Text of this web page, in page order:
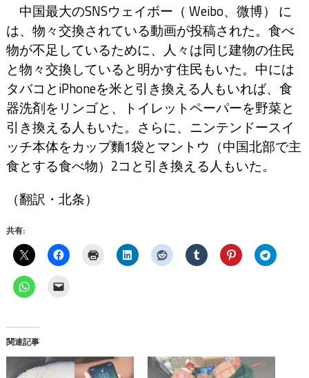
中国最大のSNSウェイボー（ Weibo、微博） に
は、物々交換されている動画が投稿された。食べ
物が不足しているために、人々は同じ建物の住民
と物々交換していると明かす住民もいた。中には
タバコとiPhoneを米と引き換える人もいれば、食
器洗剤をリンゴと、トイレットペーパーを野菜と
引き換える人もいた。さらに、ニンテンドースイ
ッチ本体をカップ麵1袋とマントウ（中国北部で主
食とする食べ物）2コと引き換える人もいた。
（翻訳・北条）
共有:
関連記事